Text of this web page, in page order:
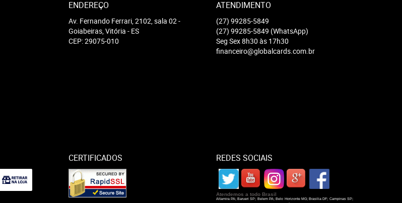
ENDEREÇO
Av. Fernando Ferrari, 2102, sala 02-
Goiabeiras, Vitória - ES
CEP: 29075-010
ATENDIMENTO
(27) 99285-5849
(27) 99285-5849 (WhatsApp)
Seg Sex 8h30 às 17h30
financeiro@globalcards.com.br
CERTIFICADOS REDES SOCIAIS
Atendemos a todo Brasil
Altamira PA; Barueri SP; Belem PA; Belo Horizonte MG; Brasilia DF; Campinas SP;